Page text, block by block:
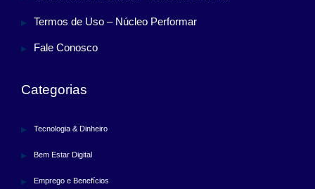
Termos de Uso – Núcleo Performar
Fale Conosco
Categorias
Tecnologia & Dinheiro
Bem Estar Digital
Emprego e Benefícios